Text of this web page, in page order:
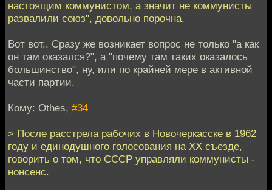
настоящим коммунистом, а значит не коммунисты
развалили союз", довольно порочна.
Вот вот.. Сразу же возникает вопрос не только "а как
он там оказался?", а "почему там таких оказалось
большинство", ну, или по крайней мере в активной
части партии.
Кому: Othes, #34
> После расстрела рабочих в Новочеркасске в 1962
году и единодушного голосования на XX съезде,
говорить о том, что СССР управляли коммунисты -
нонсенс.